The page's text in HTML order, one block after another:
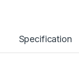
Specification